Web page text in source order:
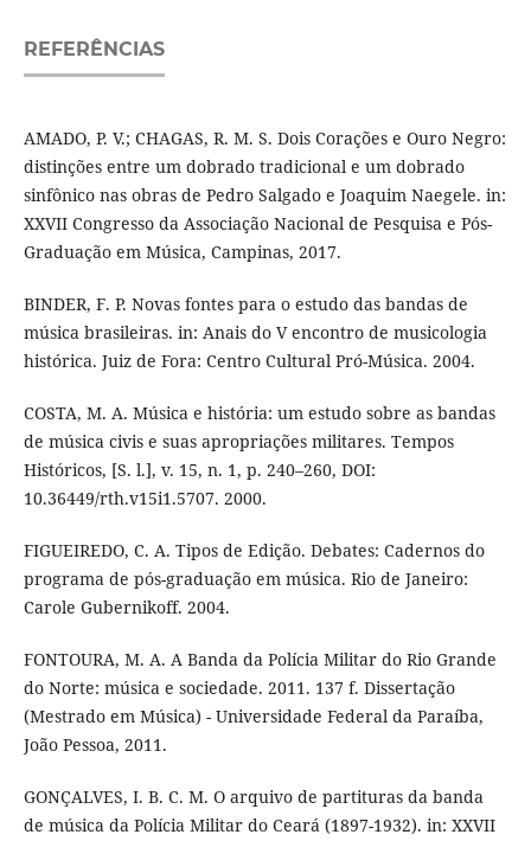
REFERÊNCIAS
AMADO, P. V.; CHAGAS, R. M. S. Dois Corações e Ouro Negro:
distinções entre um dobrado tradicional e um dobrado
sinfônico nas obras de Pedro Salgado e Joaquim Naegele. in:
XXVII Congresso da Associação Nacional de Pesquisa e Pós-
Graduação em Música, Campinas, 2017.
BINDER, F. P. Novas fontes para o estudo das bandas de
música brasileiras. in: Anais do V encontro de musicologia
histórica. Juiz de Fora: Centro Cultural Pró-Música. 2004.
COSTA, M. A. Música e história: um estudo sobre as bandas
de música civis e suas apropriações militares. Tempos
Históricos, [S. l.], v. 15, n. 1, p. 240–260, DOI:
10.36449/rth.v15i1.5707. 2000.
FIGUEIREDO, C. A. Tipos de Edição. Debates: Cadernos do
programa de pós-graduação em música. Rio de Janeiro:
Carole Gubernikoff. 2004.
FONTOURA, M. A. A Banda da Polícia Militar do Rio Grande
do Norte: música e sociedade. 2011. 137 f. Dissertação
(Mestrado em Música) - Universidade Federal da Paraíba,
João Pessoa, 2011.
GONÇALVES, I. B. C. M. O arquivo de partituras da banda
de música da Polícia Militar do Ceará (1897-1932). in: XXVII